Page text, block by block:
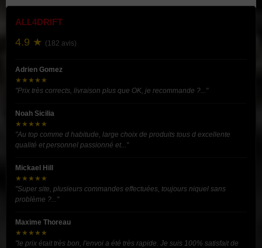
ALL4DRIFT
4.9 ★ (182 avis)
Adrien Gomez
★★★★★
"Prix très corrects, livraison plus que OK, je recommande ?..."
Noah Sicilia
★★★★★
"Au top comme d habitude, large choix de produits tous d excellente
qualité et personnel passionné et..."
Mickael Hill
★★★★★
"Super site, plusieurs commandes effectuées, toujours niquel sans
problème ?..."
Maxime Thoreau
★★★★★
"le prix était très bon, l'envoi a été très rapide. Je suis 100% satisfait de